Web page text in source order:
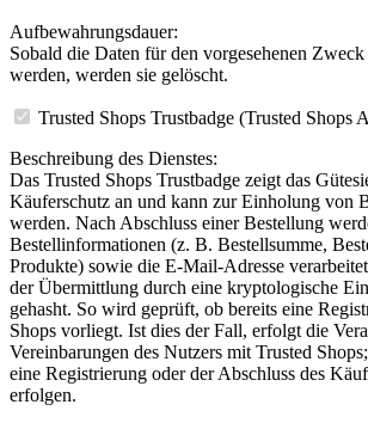
Aufbewahrungsdauer:
Sobald die Daten für den vorgesehenen
werden, werden sie gelöscht.
Trusted Shops Trustbadge (Trusted Shops
Beschreibung des Dienstes:
Das Trusted Shops Trustbadge zeigt das
Käuferschutz an und kann zur Einholung von
werden. Nach Abschluss einer Bestellung
Bestellinformationen (z. B. Bestellsumme,
Produkte) sowie die E-Mail-Adresse
der Übermittlung durch eine kryptologische
gehasht. So wird geprüft, ob bereits eine
Shops vorliegt. Ist dies der Fall, erfolgt die
Vereinbarungen des Nutzers mit Trusted
eine Registrierung oder der Abschluss des
erfolgen.